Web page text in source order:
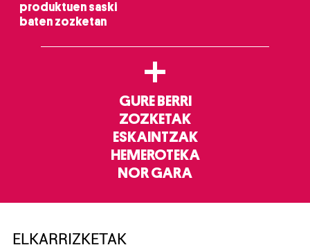
produktuen saski
baten zozketan
+
GURE BERRI
ZOZKETAK
ESKAINTZAK
HEMEROTEKA
NOR GARA
ELKARRIZKETAK